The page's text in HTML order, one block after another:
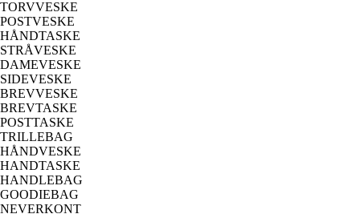
TORVVESKE
POSTVESKE
HÅNDTASKE
STRÅVESKE
DAMEVESKE
SIDEVESKE
BREVVESKE
BREVTASKE
POSTTASKE
TRILLEBAG
HÅNDVESKE
HANDTASKE
HANDLEBAG
GOODIEBAG
NEVERKONT